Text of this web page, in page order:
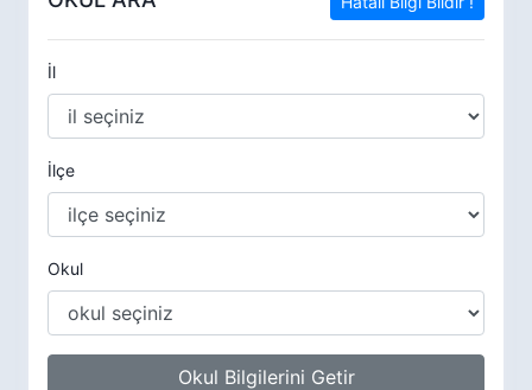
İl
İlçe
Okul
Okul Bilgilerini Getir